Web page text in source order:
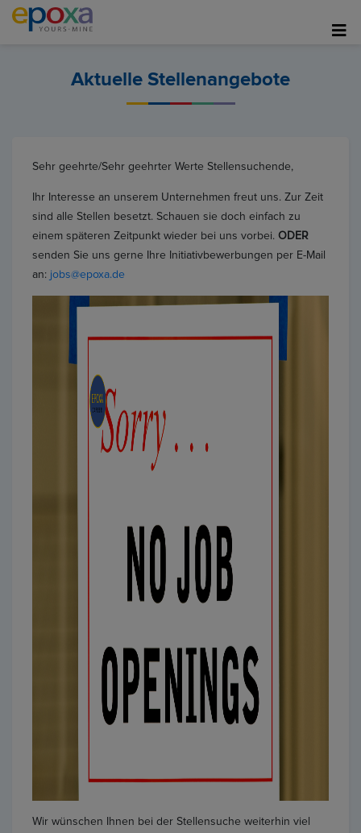
Aktuelle Stellenangebote
Sehr geehrte/Sehr geehrter Werte Stellensuchende,
Ihr Interesse an unserem Unternehmen freut uns. Zur Zeit
sind alle Stellen besetzt. Schauen sie doch einfach zu
einem späteren Zeitpunkt wieder bei uns vorbei. ODER
senden Sie uns gerne Ihre Initiativbewerbungen per E-Mail
an: jobs@epoxa.de
Wir wünschen Ihnen bei der Stellensuche weiterhin viel